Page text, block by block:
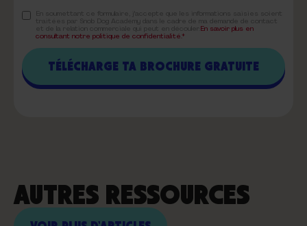
En savoir plus en
consultant notre politique de confidentialité.*
AUTRES RESSOURCES